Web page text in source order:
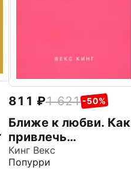
811 1 621 -50%
Ближе к любви. Как
привлечь
правильные
отношения и
Кинг Векс
Попурри